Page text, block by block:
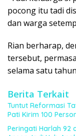
pocong itu tadi
dan warga
Rian berharap,
tersebut,
selama satu
Berita Terkait
Tuntut Reformasi
Pati Kirim 100
Peringati Harlah 92